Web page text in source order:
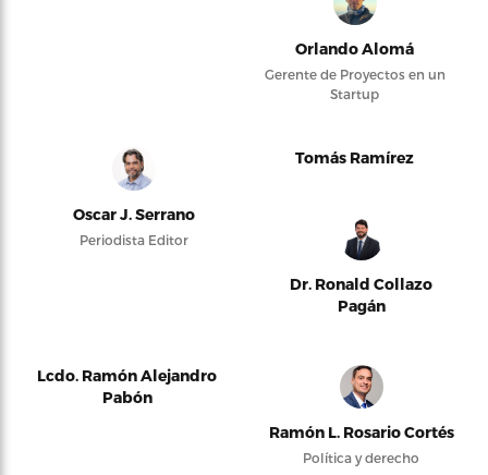
Orlando Alomá
Gerente de Proyectos en un
Startup
Oscar J. Serrano
Periodista Editor
Tomás Ramírez
Dr. Ronald Collazo
Pagán
Lcdo. Ramón Alejandro
Pabón
Ramón L. Rosario Cortés
Política y derecho